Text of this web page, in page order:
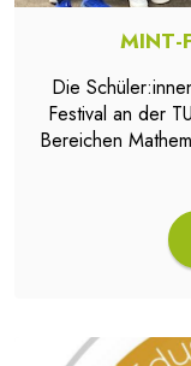
MINT-
Die
Festival an der
Bereichen